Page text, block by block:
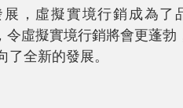
，虛擬實境行銷成為了
虛擬實境行銷將會更蓬勃
全新的發展。